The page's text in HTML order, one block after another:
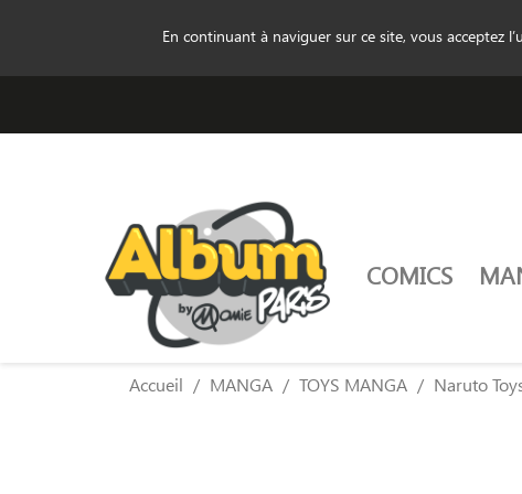
En continuant à naviguer sur ce site, vous acceptez
COMICS
Accueil MANGA TOYS MANGA Naruto